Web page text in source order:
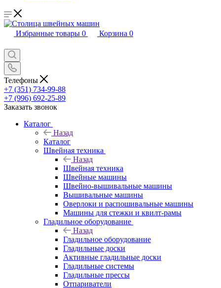
Избранные товары 0 Корзина 0
Телефоны
+7 (351) 734-99-88
+7 (996) 692-25-89
Заказать звонок
Каталог
Назад
Каталог
Швейная техника
Назад
Швейная техника
Швейные машины
Швейно-вышивальные машины
Вышивальные машины
Оверлоки и распошивальные машины
Машины для стежки и квилт-рамы
Гладильное оборудование
Назад
Гладильное оборудование
Гладильные доски
Активные гладильные доски
Гладильные системы
Гладильные прессы
Отпариватели